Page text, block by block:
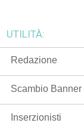
UTILITÀ:
Redazione
Scambio Banner
Inserzionisti